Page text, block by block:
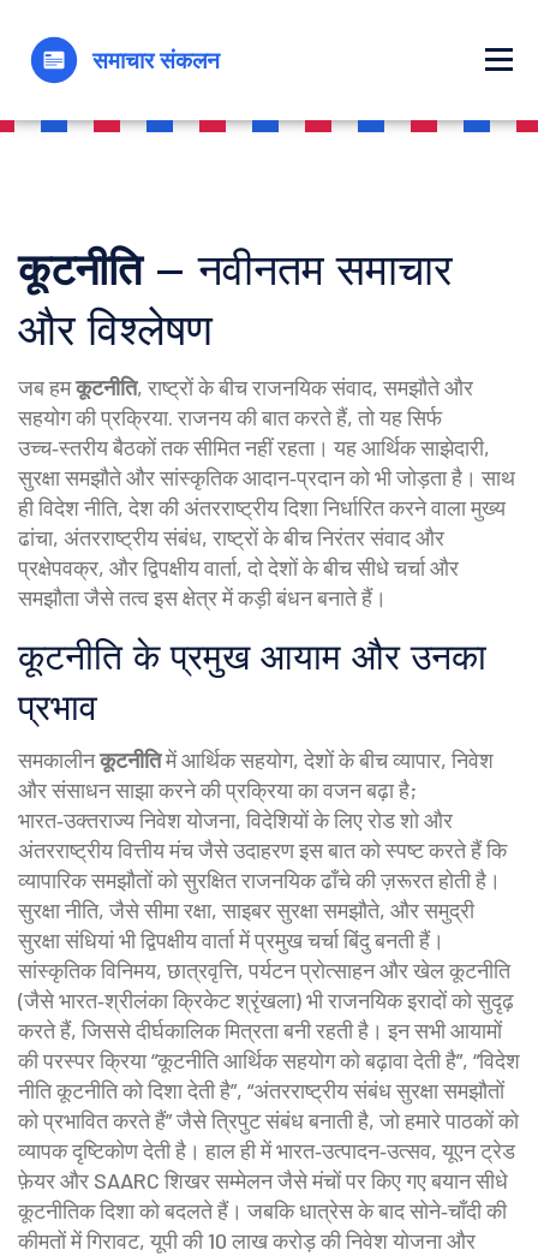
कूटनीति– नवीनतम समाचार
और विश्लेषण
जब हमकूटनीति,राष्ट्रों के बीच राजनयिक संवाद, समझौते और
सहयोग की प्रक्रिया.राजनयकी बात करते हैं, तो यह सिर्फ
उच्च‑स्तरीय बैठकों तक सीमित नहीं रहता। यह आर्थिक साझेदारी,
सुरक्षा समझौते और सांस्कृतिक आदान‑प्रदान को भी जोड़ता है। साथ
हीविदेश नीति,देश की अंतरराष्ट्रीय दिशा निर्धारित करने वाला मुख्य
ढांचा, अंतरराष्ट्रीय संबंध,राष्ट्रों के बीच निरंतर संवाद और
प्रक्षेपवक्र, औरद्विपक्षीय वार्ता,दो देशों के बीच सीधे चर्चा और
समझौताजैसे तत्व इस क्षेत्र में कड़ी बंधन बनाते हैं।
कूटनीति के प्रमुख आयाम और उनका
प्रभाव
समकालीनकूटनीतिमेंआर्थिक सहयोग,देशों के बीच व्यापार, निवेश
और संसाधन साझा करने की प्रक्रियाका वजन बढ़ा है;
भारत‑उक्तराज्य निवेश योजना, विदेशियों के लिए रोड शो और
अंतरराष्ट्रीय वित्तीय मंच जैसे उदाहरण इस बात को स्पष्ट करते हैं कि
व्यापारिक समझौतों को सुरक्षित राजनयिक ढाँचे की ज़रूरत होती है।
सुरक्षा नीति, जैसे सीमा रक्षा, साइबर सुरक्षा समझौते, और समुद्री
सुरक्षा संधियां भी द्विपक्षीय वार्ता में प्रमुख चर्चा बिंदु बनती हैं।
सांस्कृतिक विनिमय, छात्रवृत्ति, पर्यटन प्रोत्साहन और खेल कूटनीति
(जैसे भारत‑श्रीलंका क्रिकेट श्रृंखला) भी राजनयिक इरादों को सुदृढ़
करते हैं, जिससे दीर्घकालिक मित्रता बनी रहती है। इन सभी आयामों
की परस्पर क्रिया “कूटनीति आर्थिक सहयोग को बढ़ावा देती है”, “विदेश
नीति कूटनीति को दिशा देती है”, “अंतरराष्ट्रीय संबंध सुरक्षा समझौतों
को प्रभावित करते हैं” जैसे त्रिपुट संबंध बनाती है, जो हमारे पाठकों को
व्यापक दृष्टिकोण देती है। हाल ही में भारत‑उत्पादन‑उत्सव, यूएन ट्रेड
फ़ेयर और SAARC शिखर सम्मेलन जैसे मंचों पर किए गए बयान सीधे
कूटनीतिक दिशा को बदलते हैं। जबकि धात्रेस के बाद सोने‑चाँदी की
कीमतों में गिरावट, यूपी की 10 लाख करोड़ की निवेश योजना और